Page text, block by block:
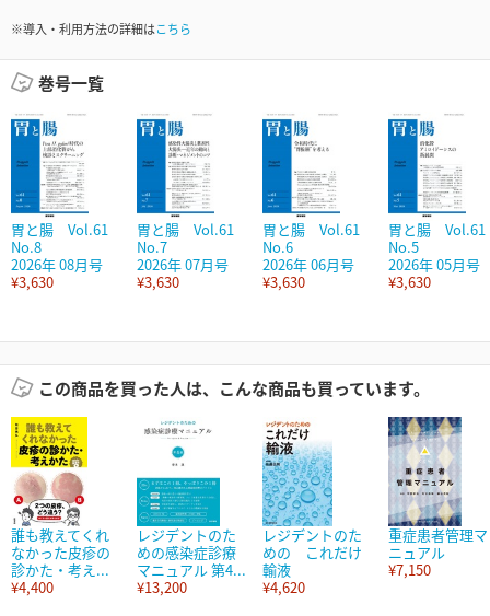
※導入・利用方法の詳細はこちら
巻号一覧
胃と腸 Vol.61
No.8
2026年 08月号
¥3,630
胃と腸 Vol.61
No.7
2026年 07月号
¥3,630
胃と腸 Vol.61
No.6
2026年 06月号
¥3,630
胃と腸 Vol.61
No.5
2026年 05月号
¥3,630
この商品を買った人は、こんな商品も買っています。
誰も教えてくれ
なかった皮疹の
診かた・考え...
¥4,400
レジデントのた
めの感染症診療
マニュアル 第4...
¥13,200
レジデントのた
めの これだけ
輸液
¥4,620
重症患者管理マ
ニュアル
¥7,150